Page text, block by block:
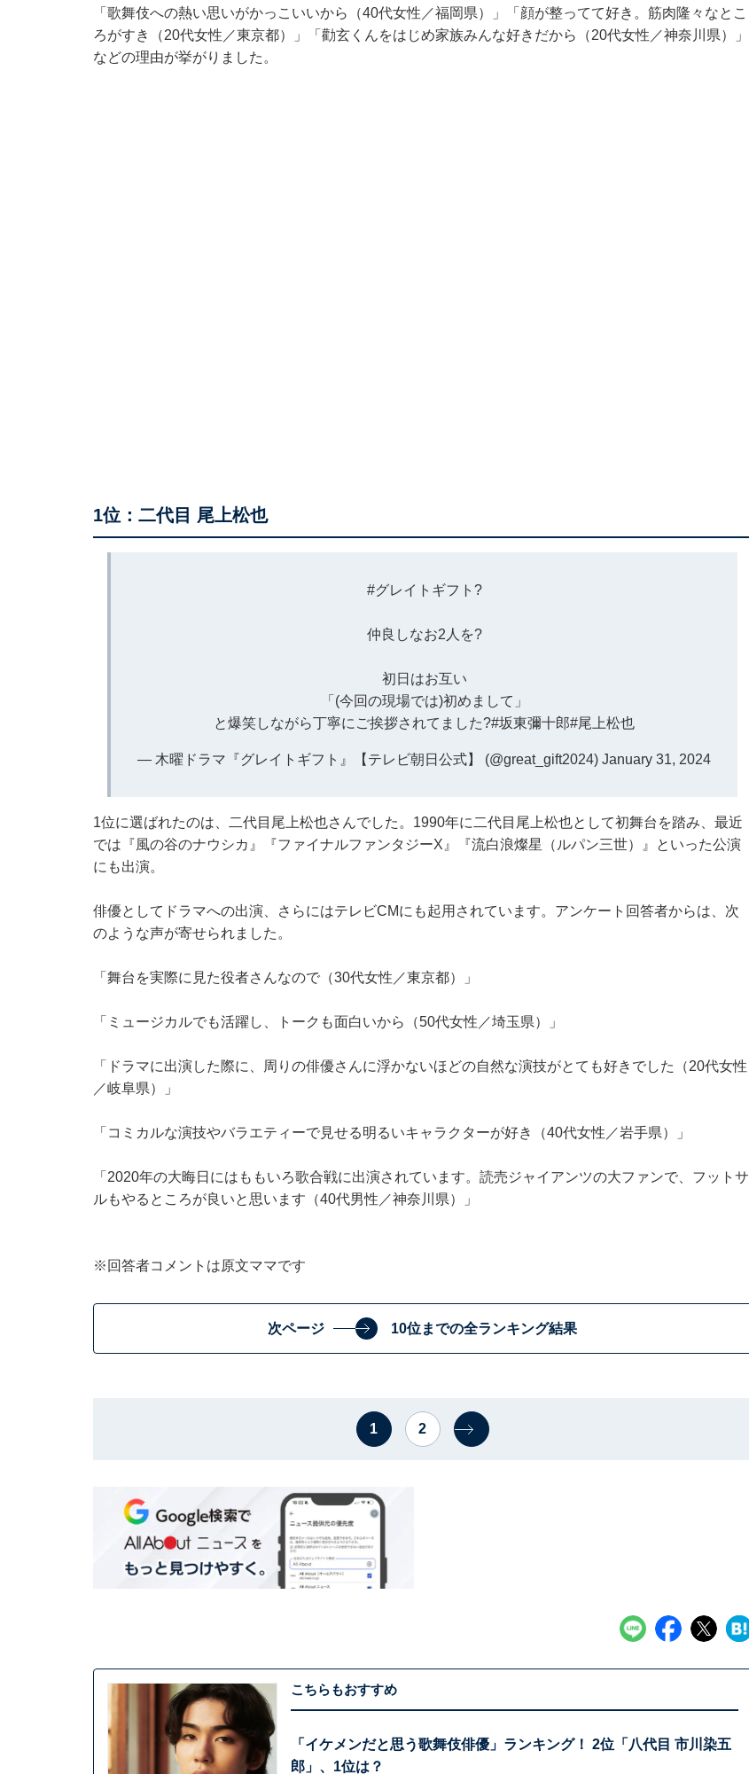
「歌舞伎への熱い思いがかっこいいから（40代女性／福岡県）」「顔が整ってて好き。筋肉隆々なとこ
ろがすき（20代女性／東京都）」「勸玄くんをはじめ家族みんな好きだから（20代女性／神奈川県）」
などの理由が挙がりました。
1位：二代目 尾上松也
#グレイトギフト ?
仲良しなお2人を?
初日はお互い
「(今回の現場では)初めまして」
と爆笑しながら丁寧にご挨拶されてました?#坂東彌十郎#尾上松也
— 木曜ドラマ『グレイトギフト』【テレビ朝日公式】 (@great_gift2024) January 31, 2024
1位に選ばれたのは、二代目尾上松也さんでした。1990年に二代目尾上松也として初舞台を踏み、最近
では『風の谷のナウシカ』『ファイナルファンタジーX』『流白浪燦星（ルパン三世）』といった公演
にも出演。
俳優としてドラマへの出演、さらにはテレビCMにも起用されています。アンケート回答者からは、次
のような声が寄せられました。
「舞台を実際に見た役者さんなので（30代女性／東京都）」
「ミュージカルでも活躍し、トークも面白いから（50代女性／埼玉県）」
「ドラマに出演した際に、周りの俳優さんに浮かないほどの自然な演技がとても好きでした（20代女性
／岐阜県）」
「コミカルな演技やバラエティーで見せる明るいキャラクターが好き（40代女性／岩手県）」
「2020年の大晦日にはももいろ歌合戦に出演されています。読売ジャイアンツの大ファンで、フットサ
ルもやるところが良いと思います（40代男性／神奈川県）」
※回答者コメントは原文ママです
次ページ 10位までの全ランキング結果
1 2
こちらもおすすめ
「イケメンだと思う歌舞伎俳優」ランキング！ 2位「八代目 市川染五
郎」、1位は？